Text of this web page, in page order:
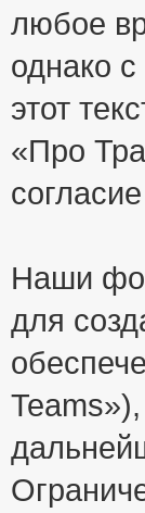
любое
однако
этот
«Про
Наши
для